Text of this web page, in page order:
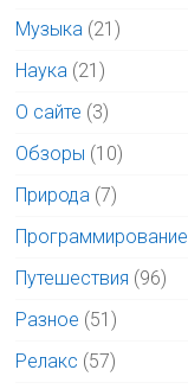
Музыка (21)
Наука (21)
О сайте (3)
Обзоры (10)
Природа (7)
Программирование
Путешествия (96)
Разное (51)
Релакс (57)